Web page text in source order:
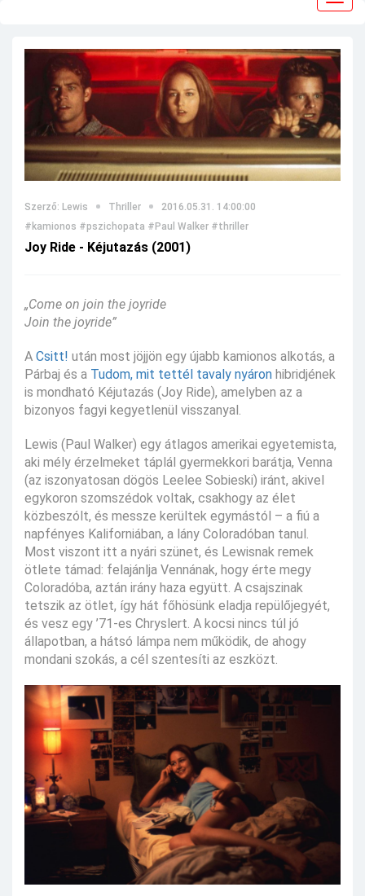
Szerző: Lewis Thriller
2016.05.31. 14:00:00
#kamionos #pszichopata #Paul Walker #thriller
Joy Ride - Kéjutazás (2001)
„Come on join the joyride
Join the joyride”
A Csitt! után most jöjjön egy újabb kamionos alkotás, a
Párbaj és a Tudom, mit tettél tavaly nyáron hibridjének
is mondható Kéjutazás (Joy Ride), amelyben az a
bizonyos fagyi kegyetlenül visszanyal.
Lewis (Paul Walker) egy átlagos amerikai egyetemista,
aki mély érzelmeket táplál gyermekkori barátja, Venna
(az iszonyatosan dögös Leelee Sobieski) iránt, akivel
egykoron szomszédok voltak, csakhogy az élet
közbeszólt, és messze kerültek egymástól – a fiú a
napfényes Kaliforniában, a lány Coloradóban tanul.
Most viszont itt a nyári szünet, és Lewisnak remek
ötlete támad: felajánlja Vennának, hogy érte megy
Coloradóba, aztán irány haza együtt. A csajszinak
tetszik az ötlet, így hát főhösünk eladja repülőjegyét,
és vesz egy ’71-es Chryslert. A kocsi nincs túl jó
állapotban, a hátsó lámpa nem működik, de ahogy
mondani szokás, a cél szentesíti az eszközt.